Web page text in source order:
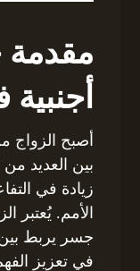
مقدمة
أصبح الزواج
بين العديد
زيادة في
الأمم. يُعتبر
جسر يربط بين
في تعزيز